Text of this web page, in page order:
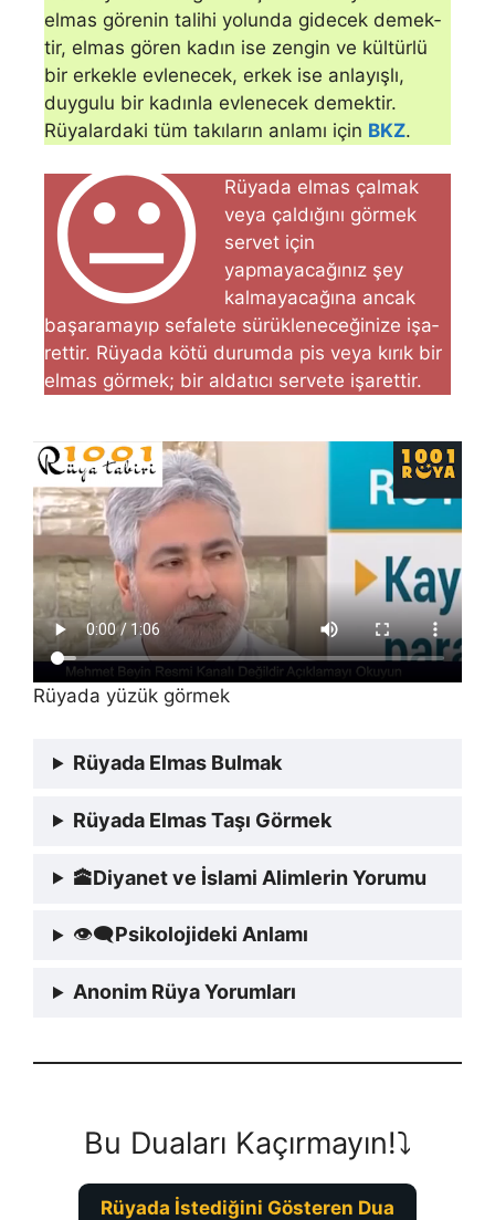
elmas görenin talihi yolunda gidecek demek­
tir, elmas gören kadın ise zengin ve kültürlü
bir erkekle evlenecek, erkek ise anlayışlı,
duygulu bir kadınla evlene­cek demektir.
Rüyalardaki tüm takıların anlamı için BKZ.
😐
Rüyada elmas çalmak
veya çaldığını görmek
servet için
yapmayacağınız şey
kalmayacağına ancak
başaramayıp sefalete sürükleneceğinize işa­
rettir. Rüyada kötü durumda pis veya kırık bir
elmas görmek; bir aldatıcı servete işarettir.
Rüyada yüzük görmek
Rüyada Elmas Bulmak
Rüyada Elmas Taşı Görmek
🕋Diyanet ve İslami Alimlerin Yorumu
👁‍🗨Psikolojideki Anlamı
Anonim Rüya Yorumları
Bu Duaları Kaçırmayın!⤵️
Rüyada İstediğini Gösteren Dua